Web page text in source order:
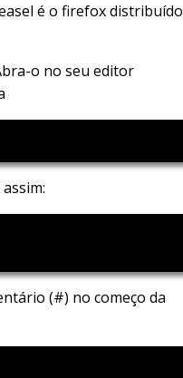
é o firefox distribuído
o no seu editor
(#) no começo da